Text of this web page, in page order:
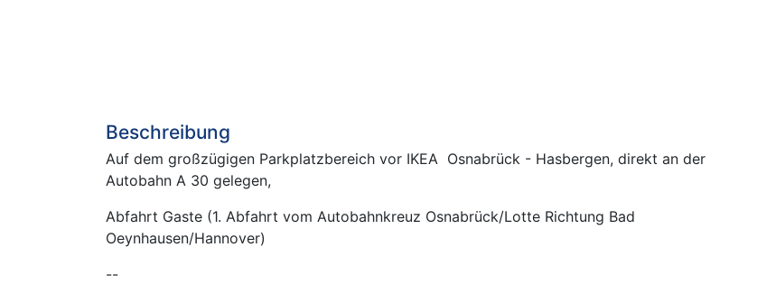
Beschreibung
Auf dem großzügigen Parkplatzbereich vor IKEA Osnabrück - Hasbergen, direkt an der
Autobahn A 30 gelegen,
Abfahrt Gaste (1. Abfahrt vom Autobahnkreuz Osnabrück/Lotte Richtung Bad
Oeynhausen/Hannover)
--